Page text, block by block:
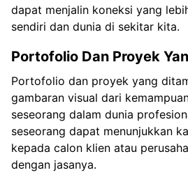
dapat menjalin koneksi yang
sendiri dan dunia di sekitar kita.
Portofolio Dan Proyek
Portofolio dan proyek yang
gambaran visual dari
seseorang dalam dunia
seseorang dapat menunjukkan
kepada calon klien atau
dengan jasanya.